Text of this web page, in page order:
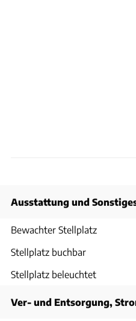
Ausstattung und
Bewachter Stellplatz
Stellplatz buchbar
Stellplatz beleuchtet
Ver- und Entsorgung,